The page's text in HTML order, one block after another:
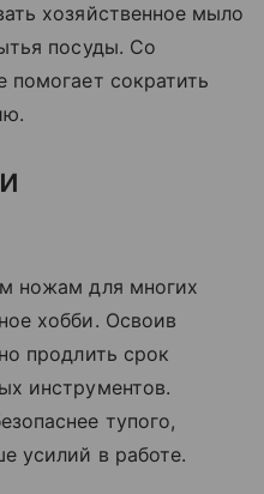
хозяйственное мыло
посуды. Со
помогает сократить
ножам для многих
хобби. Освоив
продлить срок
инструментов.
тупого,
усилий в работе.